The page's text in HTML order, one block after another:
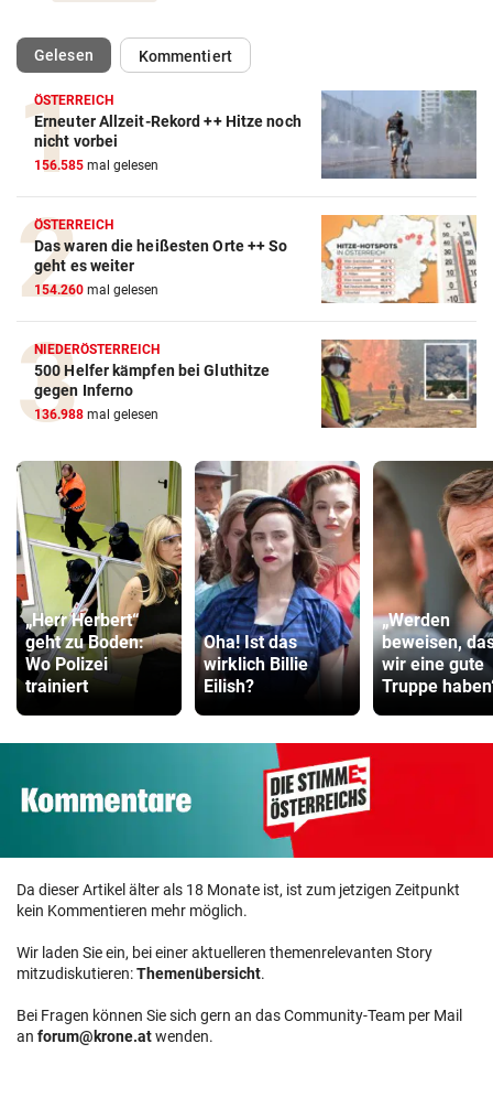
Gelesen(ausgewählt)Kommentiert
ÖSTERREICH
Erneuter Allzeit-Rekord ++ Hitze noch
nicht vorbei
156.585 mal gelesen
ÖSTERREICH
Das waren die heißesten Orte ++ So
geht es weiter
154.260 mal gelesen
NIEDERÖSTERREICH
500 Helfer kämpfen bei Gluthitze
gegen Inferno
136.988 mal gelesen
„Herr Herbert“
geht zu Boden:
Wo Polizei
trainiert
Oha! Ist das
wirklich Billie
Eilish?
„Werden
beweisen,
wir eine gute
Truppe
Da dieser Artikel älter als 18 Monate ist, ist zum jetzigen Zeitpunkt
kein Kommentieren mehr möglich.
Wir laden Sie ein, bei einer aktuelleren themenrelevanten Story
mitzudiskutieren:Themenübersicht.
Bei Fragen können Sie sich gern an das Community-Team per Mail
an forum@krone.atwenden.